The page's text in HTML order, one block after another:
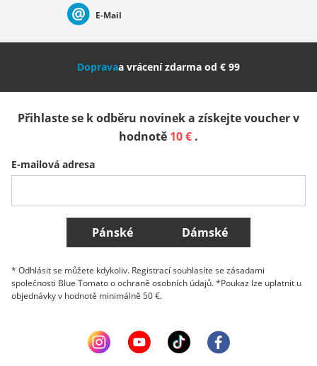
Nederland Italia (Italiano) Italien (Deutsch)
Slovenija
Belgique (Français) Danmark Norge
Všechny země
E-Mail
Dopravaa vrácení zdarma od € 99
Přihlaste se k odběru novinek a získejte voucher v
hodnotě 10 € .
E-mailová adresa
Pánské Dámské
* Odhlásit se můžete kdykoliv. Registrací souhlasíte se zásadami
společnosti Blue Tomato o ochraně osobních údajů. *Poukaz lze uplatnit u
objednávky v hodnotě minimálně 50 €.